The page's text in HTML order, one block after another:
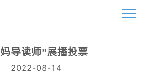
导读师”展播投票
2022-08-14